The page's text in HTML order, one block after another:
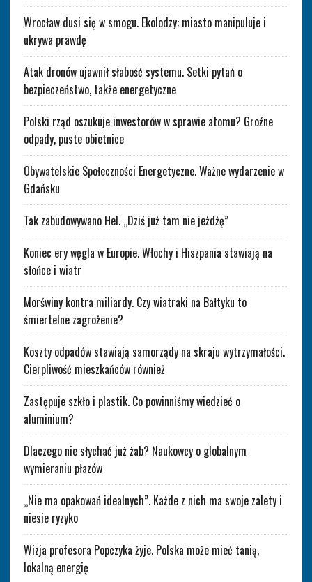
Wrocław dusi się w smogu. Ekolodzy: miasto manipuluje i
ukrywa prawdę
Atak dronów ujawnił słabość systemu. Setki pytań o
bezpieczeństwo, także energetyczne
Polski rząd oszukuje inwestorów w sprawie atomu? Groźne
odpady, puste obietnice
Obywatelskie Społeczności Energetyczne. Ważne wydarzenie w
Gdańsku
Tak zabudowywano Hel. „Dziś już tam nie jeżdżę”
Koniec ery węgla w Europie. Włochy i Hiszpania stawiają na
słońce i wiatr
Morświny kontra miliardy. Czy wiatraki na Bałtyku to
śmiertelne zagrożenie?
Koszty odpadów stawiają samorządy na skraju wytrzymałości.
Cierpliwość mieszkańców również
Zastępuje szkło i plastik. Co powinniśmy wiedzieć o
aluminium?
Dlaczego nie słychać już żab? Naukowcy o globalnym
wymieraniu płazów
„Nie ma opakowań idealnych”. Każde z nich ma swoje zalety i
niesie ryzyko
Wizja profesora Popczyka żyje. Polska może mieć tanią,
lokalną energię